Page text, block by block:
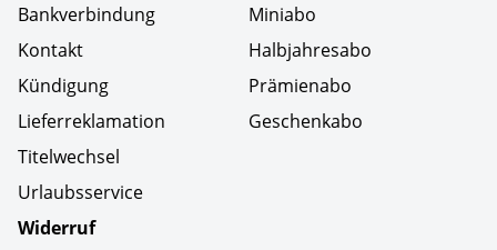
Bankverbindung
Kontakt
Kündigung
Lieferreklamation
Titelwechsel
Urlaubsservice
Widerruf
Miniabo
Halbjahresabo
Prämienabo
Geschenkabo